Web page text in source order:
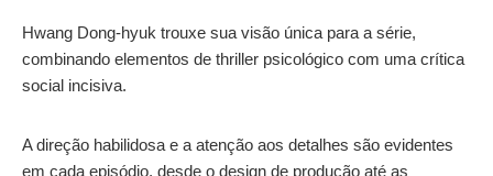
Hwang Dong-hyuk trouxe sua visão única para a série,
combinando elementos de thriller psicológico com uma crítica
social incisiva.
A direção habilidosa e a atenção aos detalhes são evidentes
em cada episódio, desde o design de produção até as